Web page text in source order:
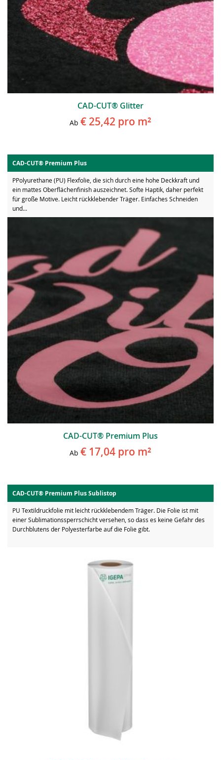
CAD-CUT® Glitter
Ab € 25,42 pro m²
CAD-CUT® Premium Plus
PPolyurethane (PU) Flexfolie, die sich durch eine hohe Deckkraft und
ein mattes Oberflächenfinish auszeichnet. Softe Haptik, daher perfekt
für große Motive. Leicht rückklebender Träger. Einfaches Schneiden
und...
CAD-CUT® Premium Plus
Ab € 17,04 pro m²
CAD-CUT® Premium Plus Sublistop
PU Textildruckfolie mit leicht rückklebendem Träger. Die Folie ist mit
einer Sublimationssperrschicht versehen, so dass es keine Gefahr des
Durchblutens der Polyesterfarbe auf die Folie gibt.